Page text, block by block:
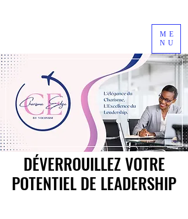
ME
NU
DÉVERROUILLEZ VOTRE
POTENTIEL DE LEADERSHIP
DÉVERROUILLEZ VOTRE
POTENTIEL DE LEADERSHIP